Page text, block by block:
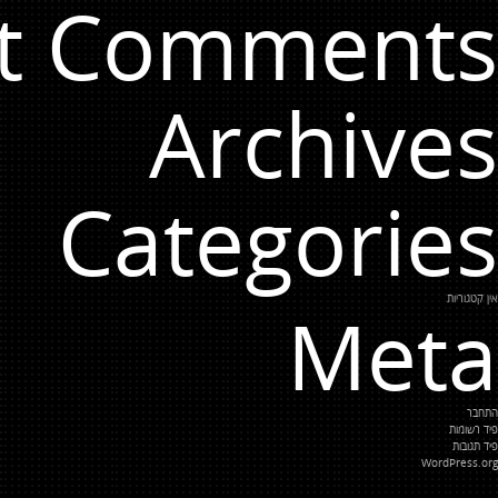
Comments
Archives
Categories
אין קטגוריות
Meta
התחבר
פיד רשומות
פיד תגובות
WordPress.org